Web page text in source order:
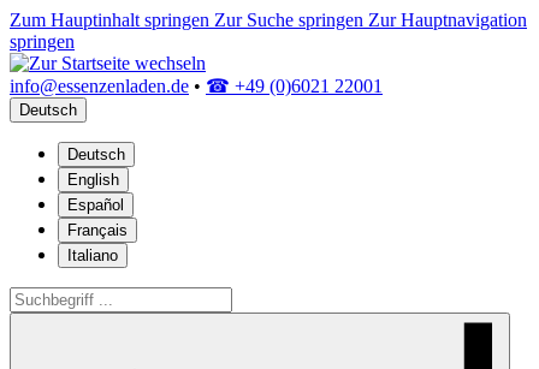
Zum Hauptinhalt springen Zur Suche springen Zur Hauptnavigation
springen
info@essenzenladen.de • ☎ +49 (0)6021 22001
Deutsch
Deutsch
English
Español
Français
Italiano